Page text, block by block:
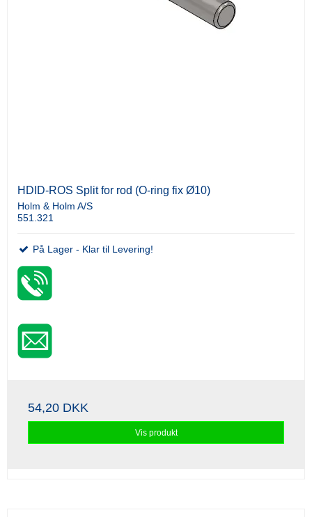
HDID-ROS Split for rod (O-ring fix Ø10)
Holm & Holm A/S
551.321
På Lager - Klar til Levering!
54,20 DKK
Vis produkt